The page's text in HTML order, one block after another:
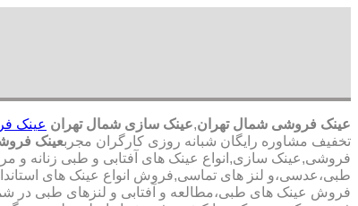
عینک فروشی شمال تهران,عینک سازی شمال تهران عینک
تخفیف مشاوره رایگان شبانه روزی کارگران مجربعینک
فروشی,عینک سازی,انواع عینک های آفتابی و طبی زنانه و
طبی،عدسی،و لنز های تماسی,فروش انواع عینک های
فروش عینک های طبی،مطالعه و آفتابی و لنزهای طبی در